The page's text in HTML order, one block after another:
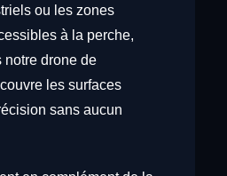
ou les zones
à la perche,
notre drone de
les surfaces
sans aucun